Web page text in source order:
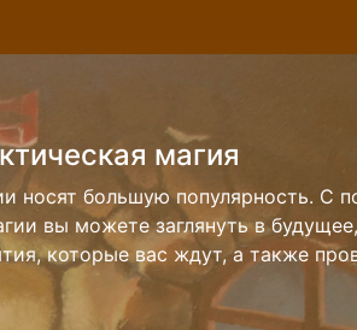
Магия денег
невозможно. Но довольно
Если в течении долгого
случаях это означает что у вас...